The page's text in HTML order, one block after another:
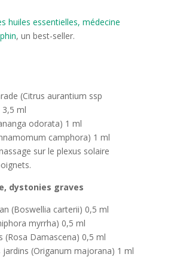
huiles essentielles, médecine
, un best-seller.
(Citrus aurantium ssp
ml
odorata) 1 ml
camphora) 1 ml
sur le plexus solaire
dystonies graves
(Boswellia carterii) 0,5 ml
myrrha) 0,5 ml
(Rosa Damascena) 0,5 ml
jardins (Origanum majorana) 1 ml